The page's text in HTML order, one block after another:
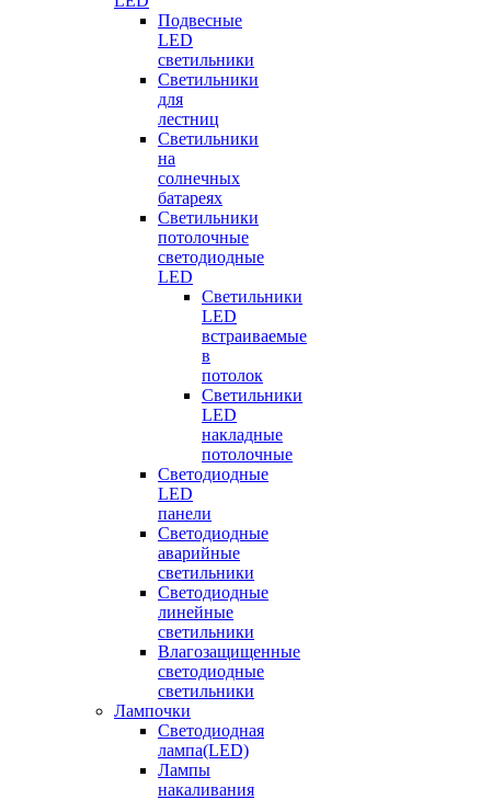
Подвесные
LED
светильники
Светильники
для
лестниц
Светильники
на
солнечных
батареях
Светильники
потолочные
светодиодные
LED
Cветильники
LED
встраиваемые
в
потолок
Светильники
LED
накладные
потолочные
Светодиодные
LED
панели
Светодиодные
аварийные
светильники
Светодиодные
линейные
светильники
Влагозащищенные
светодиодные
светильники
Лампочки
Светодиодная
лампа(LED)
Лампы
накаливания